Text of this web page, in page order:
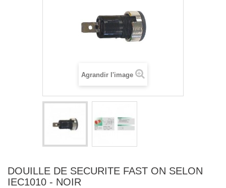
Agrandir l'image
DOUILLE DE SECURITE FAST ON SELON
IEC1010 - NOIR